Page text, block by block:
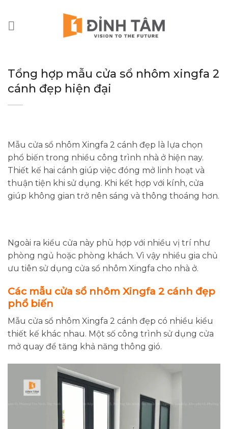
nội
Tổng hợp mẫu cửa sổ nhôm xingfa 2
cánh đẹp hiện đại
Mẫu cửa sổ nhôm Xingfa 2 cánh đẹp là lựa chọn
phổ biến trong nhiều công trình nhà ở hiện nay.
Thiết kế hai cánh giúp việc đóng mở linh hoạt và
thuận tiện khi sử dụng. Khi kết hợp với kính, cửa
giúp không gian trở nên sáng và thông thoáng hơn.
Ngoài ra kiểu cửa này phù hợp với nhiều vị trí như
phòng ngủ hoặc phòng khách. Vì vậy nhiều gia chủ
ưu tiên sử dụng cửa sổ nhôm Xingfa cho nhà ở.
Các mẫu cửa sổ nhôm Xingfa 2 cánh đẹp
phổ biến
Mẫu cửa sổ nhôm Xingfa 2 cánh đẹp có nhiều kiểu
thiết kế khác nhau. Một số công trình sử dụng cửa
mở quay để tăng khả năng thông gió.